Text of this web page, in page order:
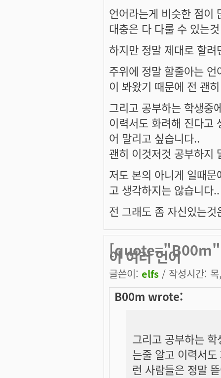
언어라는게 비슷한 점이
대충은 다 다룰 수 있는
하지만 정말 제대로 할
주위에 정말 할줄아는
이 봐왔기 때문에 전 괜
그리고 공부하는 학생중
이력서도 화려해 진다고
어 말리고 싶습니다..
괜히 이것저것 공부하지
저도 본의 아니게 일때
고 생각하지는 않습니다..
전 그래도 좀 자신있는
[quote="B00m"]
이 여러 언어
글쓴이: elfs / 작성시간:
B00m wrote:
그리고 공부하는
는줄 알고 이력서
런 사람들은 정말